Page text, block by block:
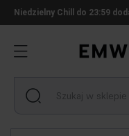
Niedzielny Chill do 23:59